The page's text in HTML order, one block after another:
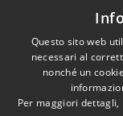
Dichiarazione
Accessibilità
Questo sito web
necessari al
nonché un
Per maggiori dettagli,